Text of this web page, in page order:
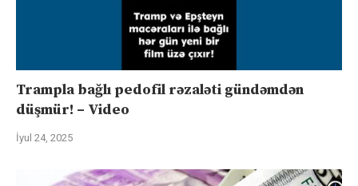
Trampla bağlı pedofil rəzaləti gündəmdən
düşmür! – Video
İyul 24, 2025